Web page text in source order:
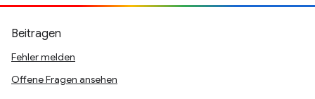
Beitragen
Fehler melden
Offene Fragen ansehen